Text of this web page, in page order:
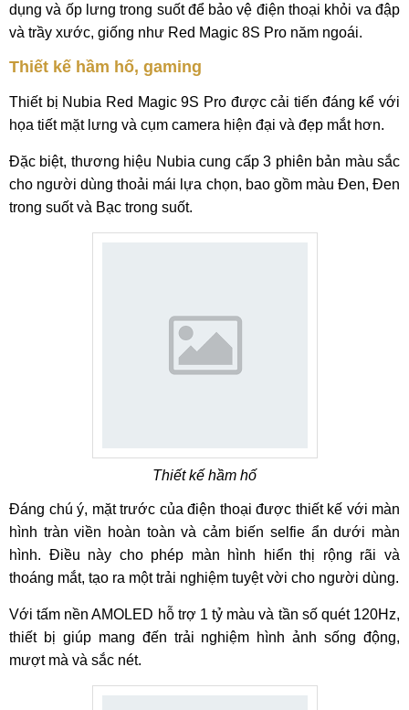
dụng và ốp lưng trong suốt để bảo vệ điện thoại khỏi va đập
và trầy xước, giống như Red Magic 8S Pro năm ngoái.
Thiết kế hầm hố, gaming
Thiết bị Nubia Red Magic 9S Pro được cải tiến đáng kể với
họa tiết mặt lưng và cụm camera hiện đại và đẹp mắt hơn.
Đặc biệt, thương hiệu Nubia cung cấp 3 phiên bản màu sắc
cho người dùng thoải mái lựa chọn, bao gồm màu Đen, Đen
trong suốt và Bạc trong suốt.
Thiết kế hầm hố
Đáng chú ý, mặt trước của điện thoại được thiết kế với màn
hình tràn viền hoàn toàn và cảm biến selfie ẩn dưới màn
hình. Điều này cho phép màn hình hiển thị rộng rãi và
thoáng mắt, tạo ra một trải nghiệm tuyệt vời cho người dùng.
Với tấm nền AMOLED hỗ trợ 1 tỷ màu và tần số quét 120Hz,
thiết bị giúp mang đến trải nghiệm hình ảnh sống động,
mượt mà và sắc nét.